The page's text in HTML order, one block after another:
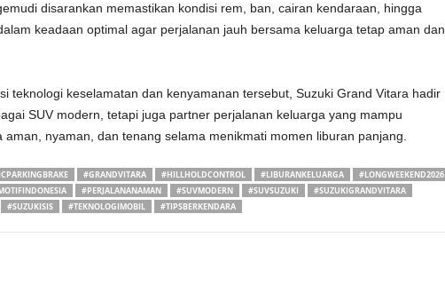
disarankan memastikan kondisi rem, ban, cairan kendaraan, hingga
keadaan optimal agar perjalanan jauh bersama keluarga tetap aman dan
teknologi keselamatan dan kenyamanan tersebut, Suzuki Grand Vitara hadir
SUV modern, tetapi juga partner perjalanan keluarga yang mampu
aman, nyaman, dan tenang selama menikmati momen liburan panjang.
#GRANDVITARA #HILLHOLDCONTROL #LIBURANKELUARGA
#LONGWEEKEND2026
#PERJALANANAMAN #SUVMODERN #SUVSUZUKI
#SUZUKIGRANDVITARA
#SUZUKISIS #TEKNOLOGIMOBIL #TIPSBERKENDARA